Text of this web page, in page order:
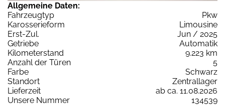
Allgemeine Daten:
Fahrzeugtyp
Pkw
Karosserieform
Limousine
Erst-Zul.
Jun / 2025
Getriebe
Automatik
Kilometerstand
9.223 km
Anzahl der Türen
5
Farbe
Schwarz
Standort
Zentrallager
Lieferzeit
ab ca. 11.08.2026
Unsere Nummer
134539